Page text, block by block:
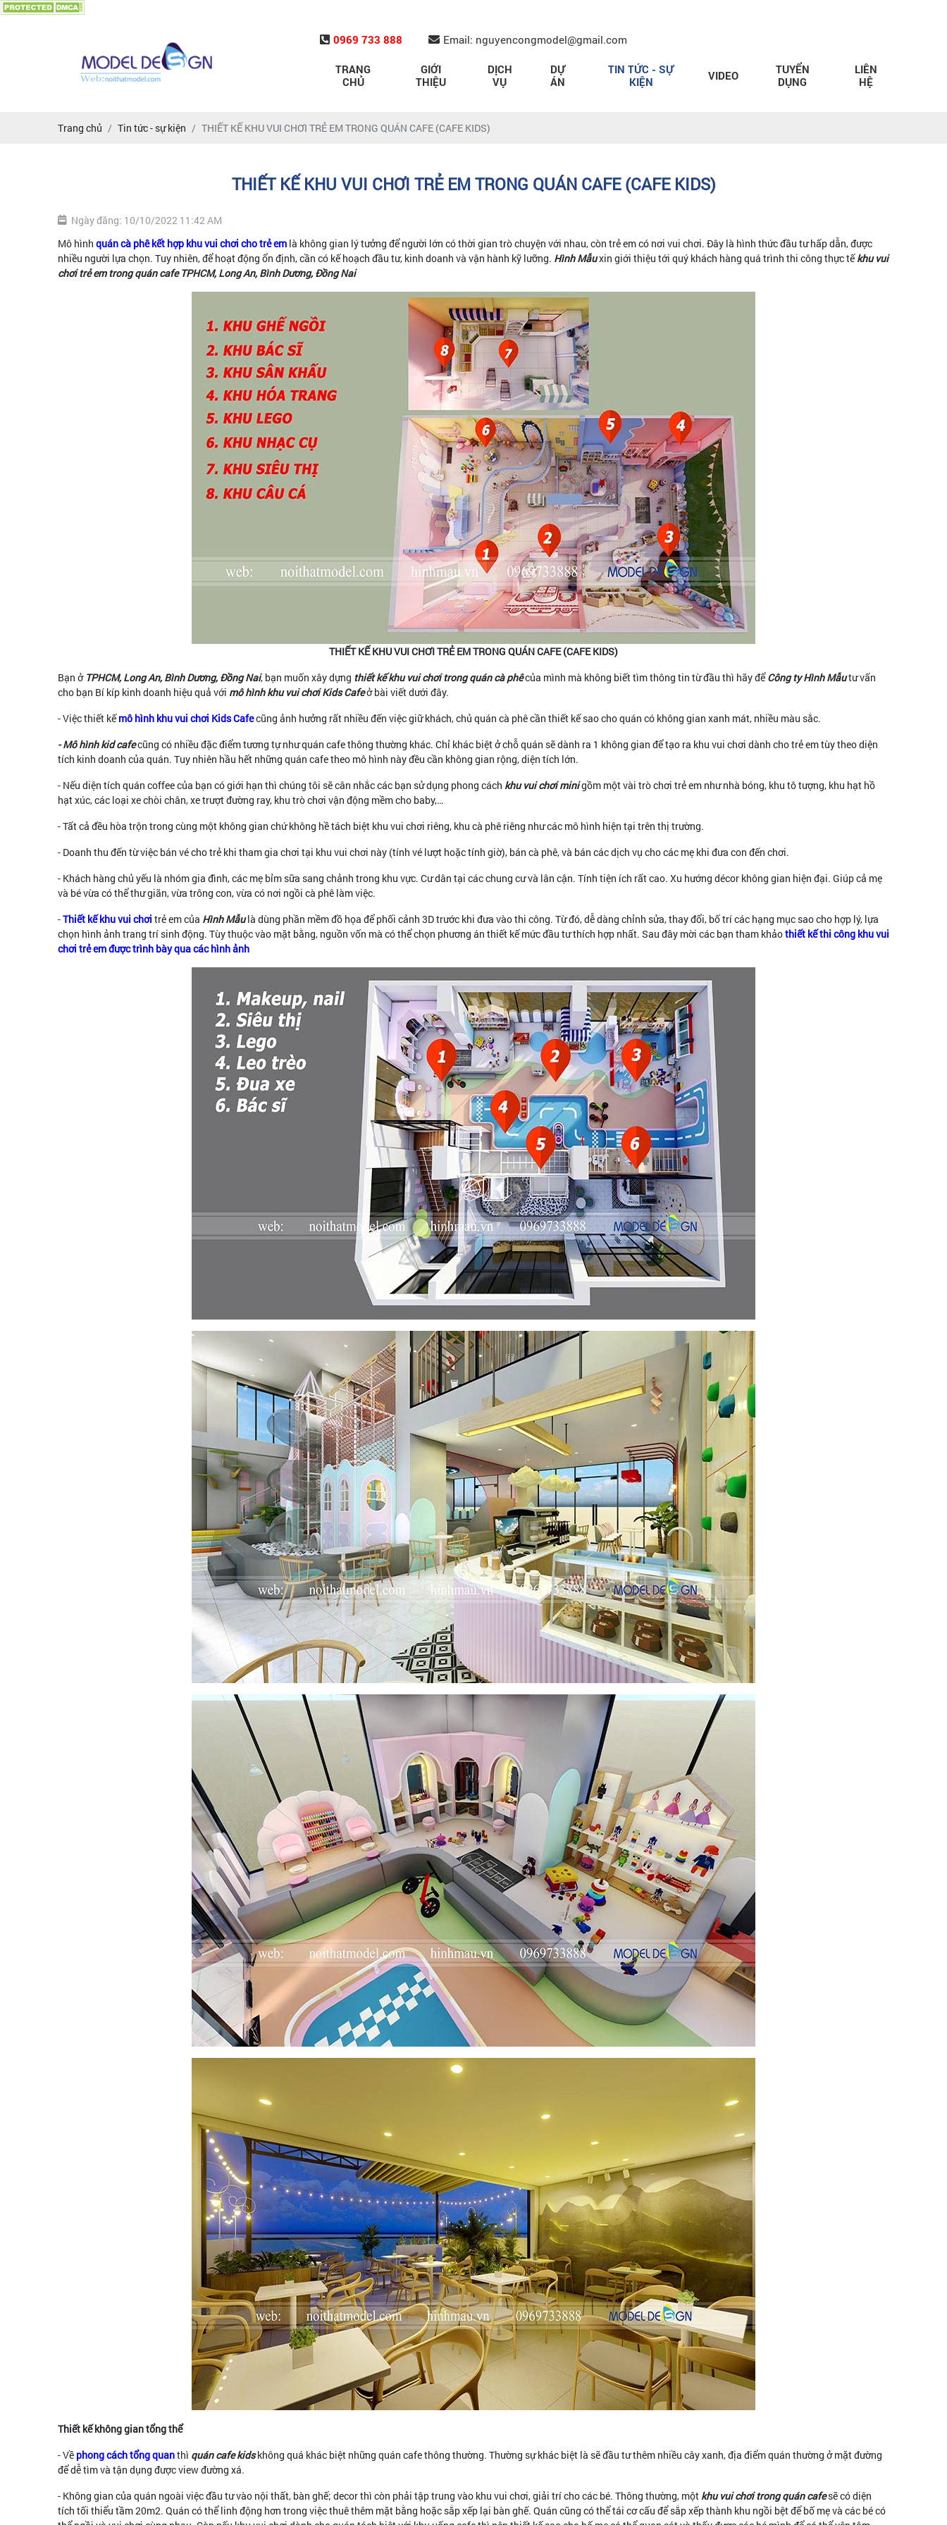
0969 733 888 Email: nguyencongmodel@gmail.com
TRANG
CHỦ
GIỚI
THIỆU
DỊCH
VỤ
DỰ
ÁN
TIN TỨC - SỰ
KIỆN
VIDEO
TUYỂN
DỤNG
LIÊN
HỆ
Trang chủ Tin tức - sự kiện THIẾT KẾ KHU VUI CHƠI TRẺ EM TRONG QUÁN CAFE (CAFE KIDS)
THIẾT KẾ KHU VUI CHƠI TRẺ EM TRONG QUÁN CAFE (CAFE KIDS)
Ngày đăng: 10/10/2022 11:42 AM
Mô hình quán cà phê kết hợp khu vui chơi cho trẻ em là không gian lý tưởng để người lớn có thời gian trò chuyện với nhau, còn trẻ em có nơi vui chơi. Đây là hình thức đầu tư hấp dẫn, được
nhiều người lựa chọn. Tuy nhiên, để hoạt động ổn định, cần có kế hoạch đầu tư, kinh doanh và vận hành kỹ lưỡng. Hình Mẫuxin giới thiệu tới quý khách hàng quá trình thi công thực tếkhu vui
chơi trẻ em trong quán cafe TPHCM, Long An, Bình Dương, Đồng Nai
THIẾT KẾ KHU VUI CHƠI TRẺ EM TRONG QUÁN CAFE (CAFE KIDS)
Bạn ở TPHCM, Long An, Bình Dương, Đồng Nai, bạn muốn xây dựng thiết kế khu vui chơi trong quán cà phêcủa mình mà không biết tìm thông tin từ đầu thì hãy đểCông ty Hình Mẫutư vấn
cho bạn Bí kíp kinh doanh hiệu quả với mô hình khu vui chơi Kids Cafeở bài viết dưới đây.
- Việc thiết kếmô hình khu vui chơi Kids Cafecũng ảnh hưởng rất nhiều đến việc giữ khách, chủ quán cà phê cần thiết kế sao cho quán có không gian xanh mát, nhiều màu sắc.
- Mô hình kid cafecũng có nhiều đặc điểm tương tự như quán cafe thông thường khác. Chỉ khác biệt ở chỗ quán sẽ dành ra 1 không gian để tạo ra khu vui chơi dành cho trẻ em tùy theo diện
tích kinh doanh của quán. Tuy nhiên hầu hết những quán cafe theo mô hình này đều cần không gian rộng, diện tích lớn.
- Nếu diện tích quán coffee của bạn có giới hạn thì chúng tôi sẽ cân nhắc các bạn sử dụng phong cách khu vui chơi minigồm một vài trò chơi trẻ em như nhà bóng, khu tô tượng, khu hạt hồ
hạt xúc, các loại xe chòi chân, xe trượt đường ray, khu trò chơi vận động mềm cho baby,…
- Tất cả đều hòa trộn trong cùng một không gian chứ không hề tách biệt khu vui chơi riêng, khu cà phê riêng như các mô hình hiện tại trên thị trường.
- Doanh thu đến từ việc bán vé cho trẻ khi tham gia chơi tại khu vui chơi này (tính vé lượt hoặc tính giờ), bán cà phê, và bán các dịch vụ cho các mẹ khi đưa con đến chơi.
- Khách hàng chủ yếu là nhóm gia đình, các mẹ bỉm sữa sang chảnh trong khu vực. Cư dân tại các chung cư và lân cận. Tính tiện ích rất cao. Xu hướng décor không gian hiện đại. Giúp cả mẹ
và bé vừa có thể thư giãn, vừa trông con, vừa có nơi ngồi cà phê làm việc.
-Thiết kế khu vui chơi trẻ em của Hình Mẫu là dùng phần mềm đồ họa để phối cảnh 3D trước khi đưa vào thi công. Từ đó, dễ dàng chỉnh sửa, thay đổi, bố trí các hạng mục sao cho hợp lý, lựa
chọn hình ảnh trang trí sinh động. Tùy thuộc vào mặt bằng, nguồn vốn mà có thể chọn phương án thiết kế mức đầu tư thích hợp nhất. Sau đây mời các bạn tham khảothiết kế thi công khu vui
chơi trẻ em được trình bày qua các hình ảnh
Thiết kế không gian tổng thể
- Về phong cách tổng quanthì quán cafe kidskhông quá khác biệt những quán cafe thông thường. Thường sự khác biệt là sẽ đầu tư thêm nhiều cây xanh, địa điểm quán thường ở mặt đường
để dễ tìm và tận dụng được view đường xá.
- Không gian của quán ngoài việc đầu tư vào nội thất, bàn ghế; decor thì còn phải tập trung vào khu vui chơi, giải trí cho các bé. Thông thường, một khu vui chơi trong quán cafesẽ có diện
tích tối thiểu tầm 20m2. Quán có thể linh động hơn trong việc thuê thêm mặt bằng hoặc sắp xếp lại bàn ghế. Quán cũng có thể tái cơ cấu để sắp xếp thành khu ngồi bệt để bố mẹ và các bé có